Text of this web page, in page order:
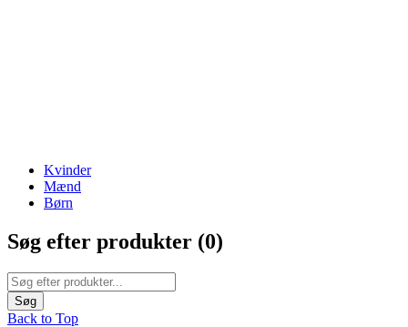
Kvinder
Mænd
Børn
Søg efter produkter (0)
Back to Top